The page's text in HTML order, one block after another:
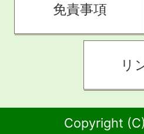
免責事項
リ
Copyright